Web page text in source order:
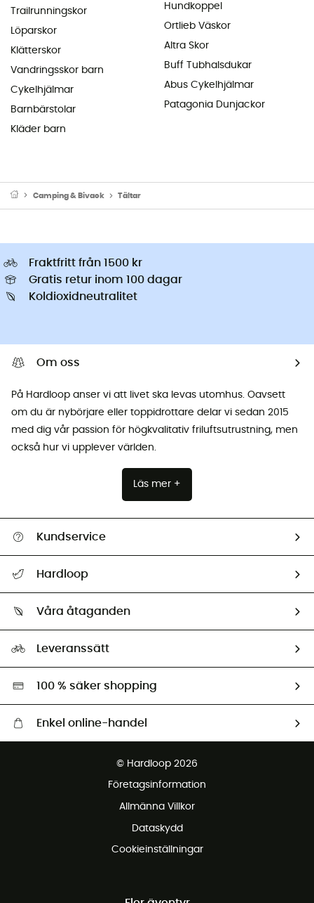
Trailrunningskor
Löparskor
Klätterskor
Vandringsskor barn
Cykelhjälmar
Barnbärstolar
Kläder barn
Hundkoppel
Ortlieb Väskor
Altra Skor
Buff Tubhalsdukar
Abus Cykelhjälmar
Patagonia Dunjackor
Camping & Bivack Tältar
Fraktfritt från 1500 kr
Gratis retur inom 100 dagar
Koldioxidneutralitet
Om oss
På Hardloop anser vi att livet ska levas utomhus. Oavsett
om du är nybörjare eller toppidrottare delar vi sedan 2015
med dig vår passion för högkvalitativ friluftsutrustning, men
också hur vi upplever världen.
Läs mer +
Kundservice
Retur & återbetalning
Hardloop
Ambassadörer
Våra åtaganden
Miljöanpassat urval
Leveranssätt
100 % säker shopping
Enkel online-handel
Gratis retur inom 100 dagar
© Hardloop 2026
Företagsinformation
Allmänna Villkor
Dataskydd
Cookieinställningar